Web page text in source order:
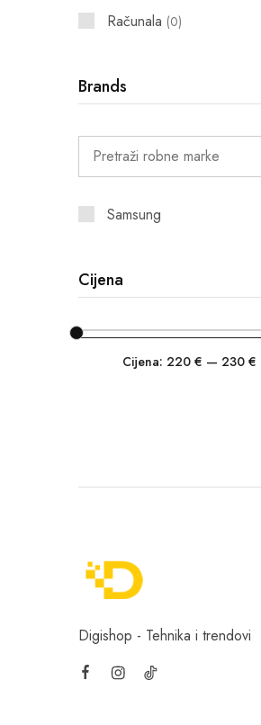
Računala 0
Brands
Samsung
Cijena
Cijena:220 € —230 €
Digishop - Tehnika i trendovi